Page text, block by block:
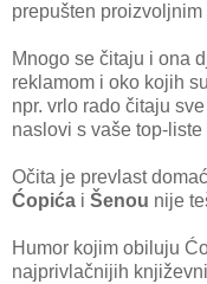
prepušten
Mnogo se čitaju i ona
reklamom i oko kojih
npr. vrlo rado čitaju sve
naslovi s vaše top-
Očita je prevlast
Ćopića i Šenou nije
Humor kojim obiluju
najprivlačnijih